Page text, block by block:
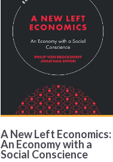
economics
A New Left Economics:
An Economy with a
Social Conscience